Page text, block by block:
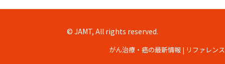
© JAMT, All rights reserved.
がん治療・癌の最新情報 | リファレンス